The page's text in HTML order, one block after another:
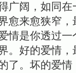
广阔，如同
愈来愈狭窄
情是你透过
。好的爱情
了。坏的爱